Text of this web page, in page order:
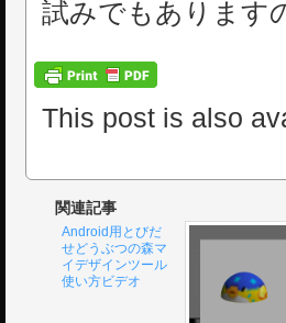
試みでもあります
This post is also
関連記事
Android用とびだ
せどうぶつの森マ
イデザインツール
使い方ビデオ